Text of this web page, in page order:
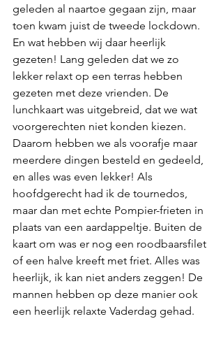
geleden al naartoe gegaan zijn, maar
toen kwam juist de tweede lockdown.
En wat hebben wij daar heerlijk
gezeten! Lang geleden dat we zo
lekker relaxt op een terras hebben
gezeten met deze vrienden. De
lunchkaart was uitgebreid, dat we wat
voorgerechten niet konden kiezen.
Daarom hebben we als voorafje maar
meerdere dingen besteld en gedeeld,
en alles was even lekker! Als
hoofdgerecht had ik de tournedos,
maar dan met echte Pompier-frieten in
plaats van een aardappeltje. Buiten de
kaart om was er nog een roodbaarsfilet
of een halve kreeft met friet. Alles was
heerlijk, ik kan niet anders zeggen! De
mannen hebben op deze manier ook
een heerlijk relaxte Vaderdag gehad.